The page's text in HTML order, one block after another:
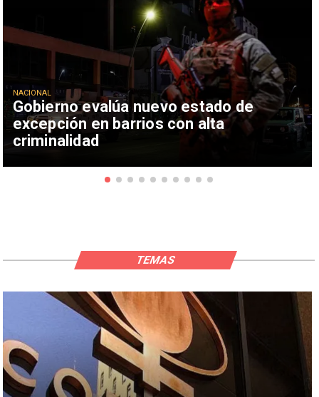
Gobierno evalúa nuevo estado de
excepción en barrios con alta
criminalidad
NACIONAL
TEMAS